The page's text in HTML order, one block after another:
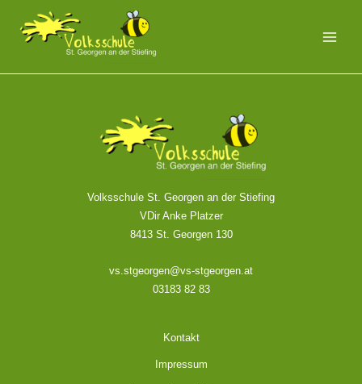
Inhalt
springen
Volksschule St. Georgen an der Stiefing
VDir Anke Platzer
8413 St. Georgen 130
vs.stgeorgen@vs-stgeorgen.at
03183 82 83
Kontakt
Impressum